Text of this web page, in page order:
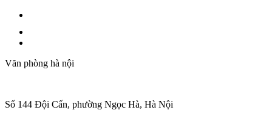
Văn phòng hà nội
Số 144 Đội Cấn, phường Ngọc Hà, Hà Nội